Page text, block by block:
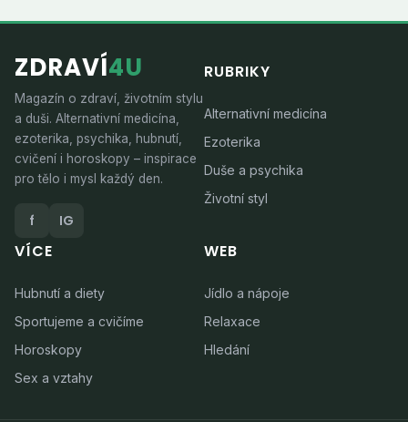
ZDRAVÍ4U
Magazín o zdraví, životním stylu
a duši. Alternativní medicína,
ezoterika, psychika, hubnutí,
cvičení i horoskopy – inspirace
pro tělo i mysl každý den.
f IG
RUBRIKY
Alternativní medicína
Ezoterika
Duše a psychika
Životní styl
VÍCE
Hubnutí a diety
Sportujeme a cvičíme
Horoskopy
Sex a vztahy
WEB
Jídlo a nápoje
Relaxace
Hledání